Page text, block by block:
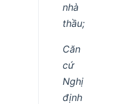
nhà
thầu;
Căn
cứ
Nghị
định